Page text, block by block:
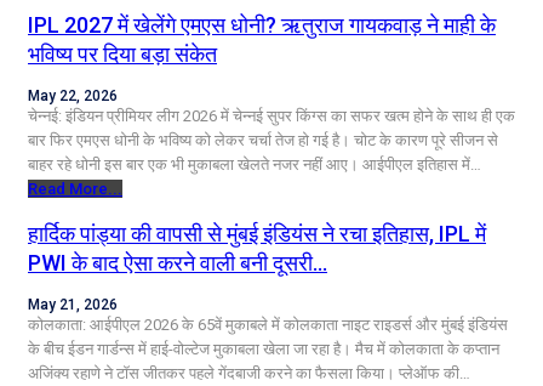
IPL 2027 में खेलेंगे एमएस धोनी? ऋतुराज गायकवाड़ ने माही के
भविष्य पर दिया बड़ा संकेत
May 22, 2026
चेन्नई: इंडियन प्रीमियर लीग 2026 में चेन्नई सुपर किंग्स का सफर खत्म होने के साथ ही एक
बार फिर एमएस धोनी के भविष्य को लेकर चर्चा तेज हो गई है। चोट के कारण पूरे सीजन से
बाहर रहे धोनी इस बार एक भी मुकाबला खेलते नजर नहीं आए। आईपीएल इतिहास में…
Read More...
हार्दिक पांड्या की वापसी से मुंबई इंडियंस ने रचा इतिहास, IPL में
PWI के बाद ऐसा करने वाली बनी दूसरी…
May 21, 2026
कोलकाता: आईपीएल 2026 के 65वें मुकाबले में कोलकाता नाइट राइडर्स और मुंबई इंडियंस
के बीच ईडन गार्डन्स में हाई-वोल्टेज मुकाबला खेला जा रहा है। मैच में कोलकाता के कप्तान
अजिंक्य रहाणे ने टॉस जीतकर पहले गेंदबाजी करने का फैसला किया। प्लेऑफ की…